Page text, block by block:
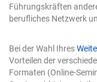
Regionen mit dem
Kontext: Worum
Erwartung:
sortierte Tabelle"
Kernpunkten". Eine
Führungskräften
berufliches Netzwerk
Bei der Wahl Ihres
Vorteilen der
Formaten (Online-